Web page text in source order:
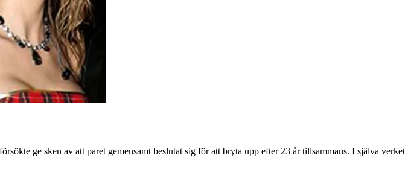
ge sken av att paret gemensamt beslutat sig för att bryta upp efter 23 år tillsammans. I själva verket